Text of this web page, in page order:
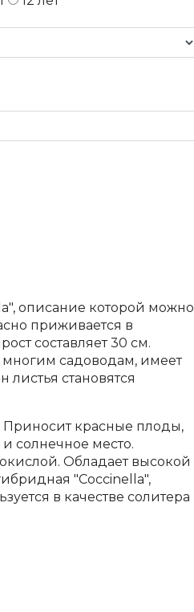
описание которой можно
приживается в
составляет 30 см.
садоводам, имеет
становятся
Приносит красные плоды,
солнечное место.
Обладает высокой
"Coccinella",
в качестве солитера